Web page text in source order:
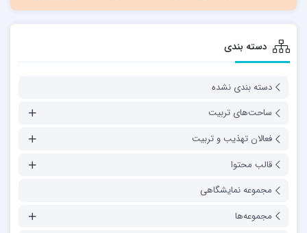
دسته بندی
دسته بندی نشده
ساحت‌های تربیت
فعالان تهذیب و تربیت
قالب محتوا
مجموعه نمایشگاهی
مجموعه‌ها